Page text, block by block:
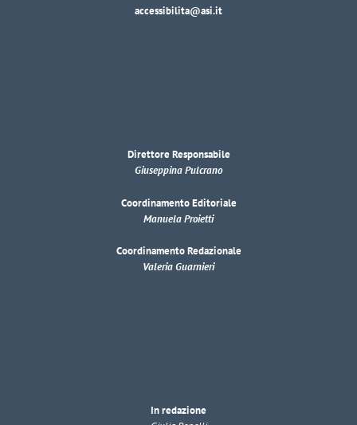
accessibilita@asi.it
Direttore Responsabile
Giuseppina Pulcrano
Coordinamento Editoriale
Manuela Proietti
Coordinamento Redazionale
Valeria Guarnieri
In redazione